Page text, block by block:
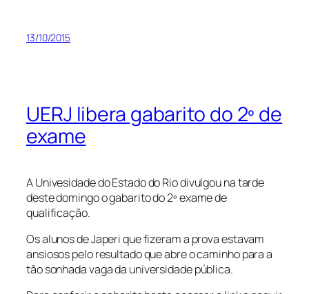
13/10/2015
UERJ libera gabarito do 2º de
exame
A Univesidade do Estado do Rio divulgou na tarde
deste domingo o gabarito do 2º exame de
qualificação.
Os alunos de Japeri que fizeram a prova estavam
ansiosos pelo resultado que abre o caminho para a
tão sonhada vaga da universidade pública.